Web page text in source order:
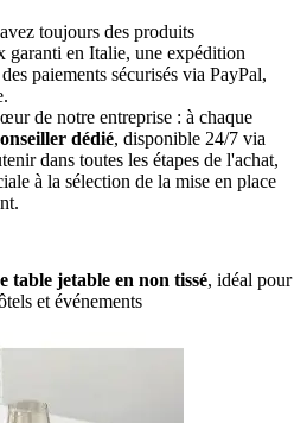
toujours des produits
garanti en Italie, une expédition
paiements sécurisés via PayPal,
de notre entreprise : à chaque
dédié, disponible 24/7 via
dans toutes les étapes de l'achat,
à la sélection de la mise en place
table jetable en non tissé, idéal pour
et événements